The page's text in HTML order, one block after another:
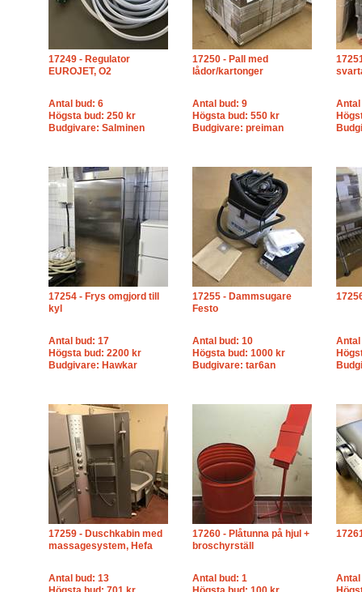
17249 - Regulator
EUROJET, O2
Antal bud: 6
Högsta bud: 250 kr
Budgivare: Salminen
17250 - Pall med
lådor/kartonger
Antal bud: 9
Högsta bud: 550 kr
Budgivare: preiman
Antal
17254 - Frys omgjord till
kyl
Antal bud: 17
Högsta bud: 2200 kr
Budgivare: Hawkar
17255 - Dammsugare
Festo
Antal bud: 10
Högsta bud: 1000 kr
Budgivare: tar6an
Antal
17259 - Duschkabin med
massagesystem, Hefa
Antal bud: 13
17260 - Plåtunna på hjul +
broschyrställ
Antal bud: 1
Antal